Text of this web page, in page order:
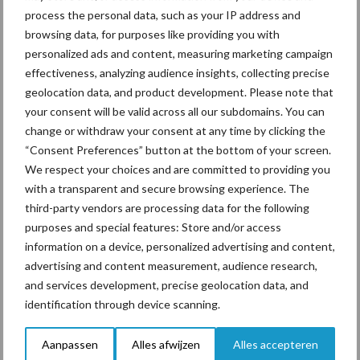
process the personal data, such as your IP address and
browsing data, for purposes like providing you with
personalized ads and content, measuring marketing campaign
effectiveness, analyzing audience insights, collecting precise
geolocation data, and product development. Please note that
your consent will be valid across all our subdomains. You can
change or withdraw your consent at any time by clicking the
“Consent Preferences” button at the bottom of your screen.
We respect your choices and are committed to providing you
with a transparent and secure browsing experience. The
third-party vendors are processing data for the following
purposes and special features: Store and/or access
information on a device, personalized advertising and content,
advertising and content measurement, audience research,
and services development, precise geolocation data, and
identification through device scanning.
Aanpassen Alles afwijzen Alles accepteren
Van onze partner Yara
In 4 eenvoudige stappen de
grasgroei volgen op je
telefoon
Van onze partner Yara
Hoge prijzen en droogte:
hoe kan zwavel helpen bij
de bemesting?
Diergezondheid Bemesting Fokkerij
Mastitis Hittestress